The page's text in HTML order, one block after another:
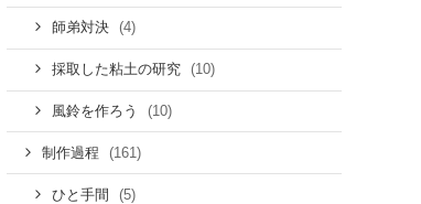
師弟対決 (4)
採取した粘土の研究 (10)
風鈴を作ろう (10)
制作過程 (161)
ひと手間 (5)